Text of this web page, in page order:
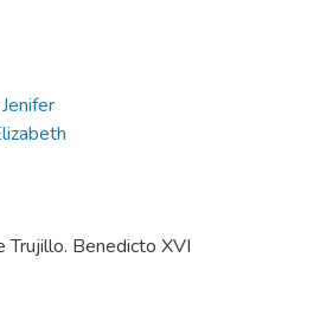
Trujillo. Benedicto XVI